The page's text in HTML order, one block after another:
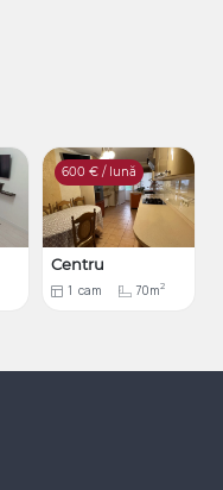
600 € / lună
Centru
1 cam 70m2